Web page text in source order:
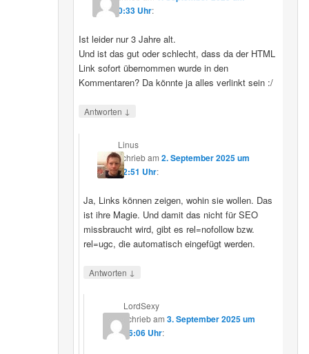
10:33 Uhr:
Ist leider nur 3 Jahre alt.
Und ist das gut oder schlecht, dass da der HTML
Link sofort übernommen wurde in den
Kommentaren? Da könnte ja alles verlinkt sein :/
Antworten ↓
Linus
schriebam2. September 2025 um
12:51 Uhr:
Ja, Links können zeigen, wohin sie wollen. Das
ist ihre Magie. Und damit das nicht für SEO
missbraucht wird, gibt es rel=nofollow bzw.
rel=ugc, die automatisch eingefügt werden.
Antworten ↓
LordSexy
schriebam 3. September 2025 um
16:06 Uhr: